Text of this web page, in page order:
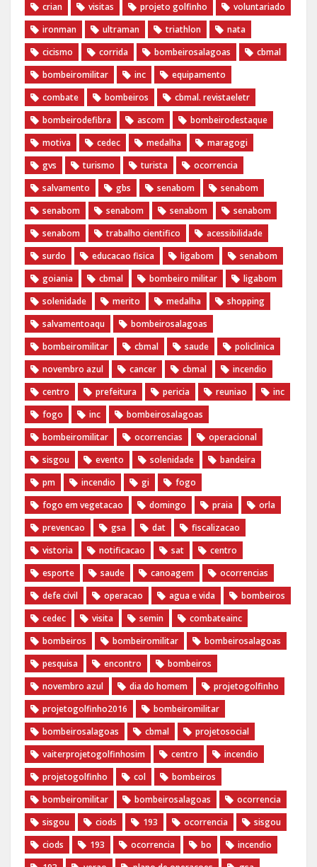
crian
visitas projeto golfinho
voluntariado
ironman
ultraman triathlon
nata
cicismo
corrida bombeirosalagoas
cbmal
bombeiromilitar
inc
equipamento
combate
bombeiros
cbmal. revistaeletr
bombeirodefibra
ascom
bombeirodestaque
motiva
cedec medalha
maragogi
gvs
turismo turista
ocorrencia
salvamento
gbs senabom
senabom
senabom
senabom senabom
senabom
senabom
trabalho cientifico
acessibilidade
surdo
educacao fisica ligabom
senabom
goiania
cbmal bombeiro militar
ligabom
solenidade
merito medalha
shopping
salvamentoaqu
bombeirosalagoas
bombeiromilitar
cbmal saude
policlinica
novembro azul
cancer cbmal
incendio
centro
prefeitura pericia reuniao
inc
fogo
inc
bombeirosalagoas
bombeiromilitar
ocorrencias
operacional
sisgou
evento solenidade
bandeira
pm
incendio gi
fogo
fogo em vegetacao
domingo praia
orla
prevencao
gsa dat
fiscalizacao
vistoria
notificacao sat
centro
esporte
saude canoagem
ocorrencias
defe civil
operacao agua e vida
bombeiros
cedec
visita semin
combateainc
bombeiros
bombeiromilitar
bombeirosalagoas
pesquisa
encontro
bombeiros
novembro azul
dia do homem
‪projetogolfinho‬
‎projetogolfinho2016
‎bombeiromilitar‬
‎bombeirosalagoas‬
‎cbmal‬
‎projetosocial‬‪
vaiterprojetogolfinhosim‬
centro
incendio
projetogolfinho
col
bombeiros
bombeiromilitar
bombeirosalagoas
ocorrencia
sisgou
ciods 193 ocorrencia
sisgou
ciods
193 ocorrencia bo
incendio